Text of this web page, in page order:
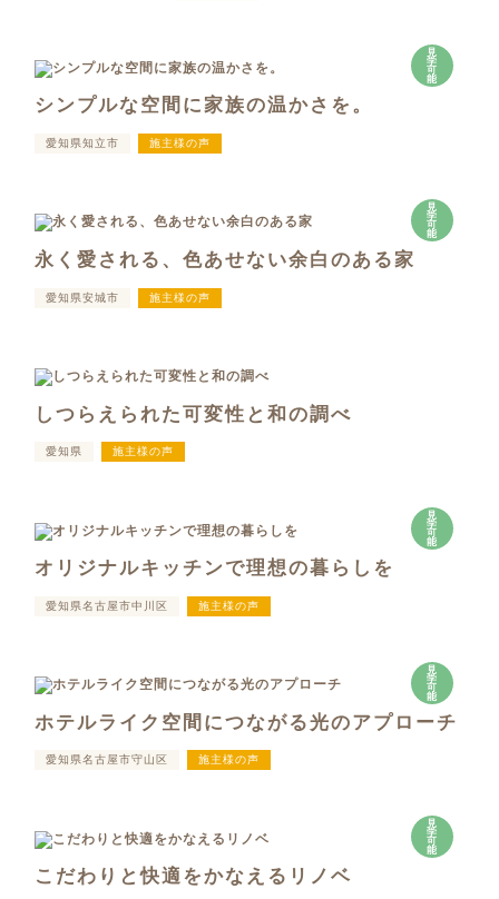
見
学
可
能
シンプルな空間に家族の温かさを。
愛知県知立市 施主様の声
見
学
可
能
永く愛される、色あせない余白のある家
愛知県安城市 施主様の声
しつらえられた可変性と和の調べ
愛知県 施主様の声
見
学
可
能
オリジナルキッチンで理想の暮らしを
愛知県名古屋市中川区 施主様の声
見
学
可
能
ホテルライク空間につながる光のアプローチ
愛知県名古屋市守山区 施主様の声
見
学
可
能
こだわりと快適をかなえるリノベ